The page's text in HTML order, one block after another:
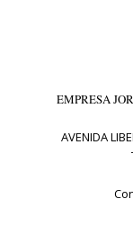
EMPRESA
AVENIDA